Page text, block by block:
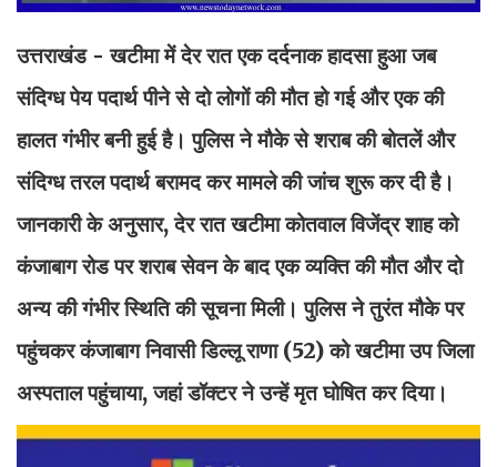
उत्तराखंड - खटीमा में देर रात एक दर्दनाक हादसा हुआ जब
संदिग्ध पेय पदार्थ पीने से दो लोगों की मौत हो गई और एक की
हालत गंभीर बनी हुई है। पुलिस ने मौके से शराब की बोतलें और
संदिग्ध तरल पदार्थ बरामद कर मामले की जांच शुरू कर दी है।
जानकारी के अनुसार, देर रात खटीमा कोतवाल विजेंद्र शाह को
कंजाबाग रोड पर शराब सेवन के बाद एक व्यक्ति की मौत और दो
अन्य की गंभीर स्थिति की सूचना मिली। पुलिस ने तुरंत मौके पर
पहुंचकर कंजाबाग निवासी डिल्लू राणा (52) को खटीमा उप जिला
अस्पताल पहुंचाया, जहां डॉक्टर ने उन्हें मृत घोषित कर दिया।